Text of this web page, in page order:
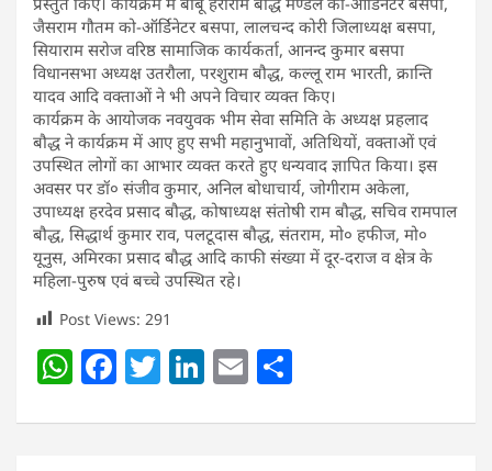
जैसराम गौतम को-ऑर्डिनेटर बसपा, लालचन्द कोरी जिलाध्यक्ष बसपा,
सियाराम सरोज वरिष्ठ सामाजिक कार्यकर्ता, आनन्द कुमार बसपा
विधानसभा अध्यक्ष उतरौला, परशुराम बौद्ध, कल्लू राम भारती, क्रान्ति
यादव आदि वक्ताओं ने भी अपने विचार व्यक्त किए।
कार्यक्रम के आयोजक नवयुवक भीम सेवा समिति के अध्यक्ष प्रहलाद
बौद्ध ने कार्यक्रम में आए हुए सभी महानुभावों, अतिथियों, वक्ताओं एवं
उपस्थित लोगों का आभार व्यक्त करते हुए धन्यवाद ज्ञापित किया। इस
अवसर पर डॉ० संजीव कुमार, अनिल बोधाचार्य, जोगीराम अकेला,
उपाध्यक्ष हरदेव प्रसाद बौद्ध, कोषाध्यक्ष संतोषी राम बौद्ध, सचिव रामपाल
बौद्ध, सिद्धार्थ कुमार राव, पलटूदास बौद्ध, संतराम, मो० हफीज, मो०
यूनुस, अमिरका प्रसाद बौद्ध आदि काफी संख्या में दूर-दराज व क्षेत्र के
महिला-पुरुष एवं बच्चे उपस्थित रहे।
Post Views: 291
W
at
F
c
T
itt
Li
k
E
ai ar